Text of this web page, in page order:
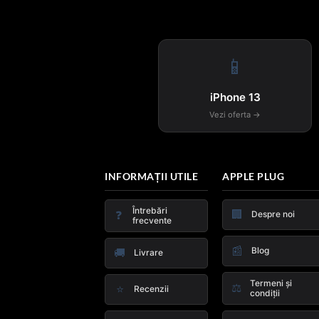
📱
iPhone 13
Vezi oferta →
INFORMAȚII UTILE
❓
Întrebări
frecvente
🚚 Livrare
⭐ Recenzii
APPLE PLUG
🏢 Despre noi
📰 Blog
⚖️
Termeni și
condiții